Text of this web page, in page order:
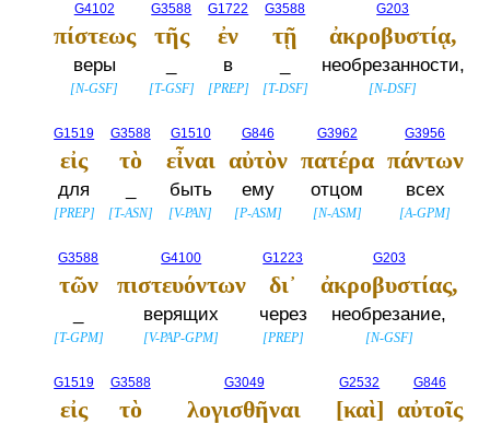
G4102
πίστεως
веры
[N-GSF]
G3588
τῆς
[T-GSF]
G1722
ἐν
в
[PREP]
G3588
τῇ
[T-DSF]
G203
ἀκροβυστίᾳ,
необрезанности,
[N-DSF]
G1519
εἰς
для
[PREP]
G3588
τὸ
[T-ASN]
G1510
εἶναι
быть
[V-PAN]
G846
αὐτὸν
ему
[P-ASM]
G3962
πατέρα
отцом
[N-ASM]
G3956
πάντων
всех
[A-GPM]
G3588
τῶν
[T-GPM]
G4100
πιστευόντων
верящих
[V-PAP-GPM]
G1223
δι᾽
через
[PREP]
G203
ἀκροβυστίας,
необрезание,
[N-GSF]
G1519
εἰς
G3588
τὸ
G3049
λογισθῆναι
G2532
[καὶ]
G846
αὐτοῖς